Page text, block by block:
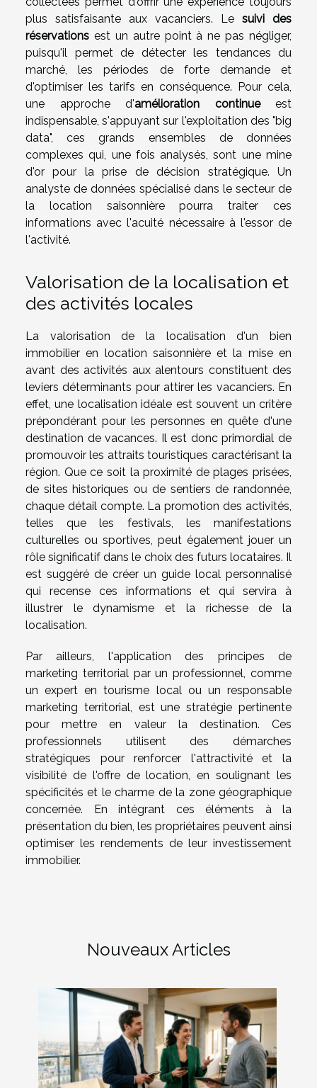
plus satisfaisante aux vacanciers. Le suivi des
réservations est un autre point à ne pas négliger,
puisqu'il permet de détecter les tendances du
marché, les périodes de forte demande et
d'optimiser les tarifs en conséquence. Pour cela,
une approche d'amélioration continueest
indispensable, s'appuyant sur l'exploitation des "big
data", ces grands ensembles de données
complexes qui, une fois analysés, sont une mine
d'or pour la prise de décision stratégique. Un
analyste de données spécialisé dans le secteur de
la location saisonnière pourra traiter ces
informations avec l'acuité nécessaire à l'essor de
l'activité.
Valorisation de la localisation et
des activités locales
La valorisation de la localisation d'un bien
immobilier en location saisonnière et la mise en
avant des activités aux alentours constituent des
leviers déterminants pour attirer les vacanciers. En
effet, une localisation idéale est souvent un critère
prépondérant pour les personnes en quête d'une
destination de vacances. Il est donc primordial de
promouvoir les attraits touristiques caractérisant la
région. Que ce soit la proximité de plages prisées,
de sites historiques ou de sentiers de randonnée,
chaque détail compte. La promotion des activités,
telles que les festivals, les manifestations
culturelles ou sportives, peut également jouer un
rôle significatif dans le choix des futurs locataires. Il
est suggéré de créer un guide local personnalisé
qui recense ces informations et qui servira à
illustrer le dynamisme et la richesse de la
localisation.
Par ailleurs, l'application des principes de
marketing territorial par un professionnel, comme
un expert en tourisme local ou un responsable
marketing territorial, est une stratégie pertinente
pour mettre en valeur la destination. Ces
professionnels utilisent des démarches
stratégiques pour renforcer l'attractivité et la
visibilité de l'offre de location, en soulignant les
spécificités et le charme de la zone géographique
concernée. En intégrant ces éléments à la
présentation du bien, les propriétaires peuvent ainsi
optimiser les rendements de leur investissement
immobilier.
Nouveaux Articles